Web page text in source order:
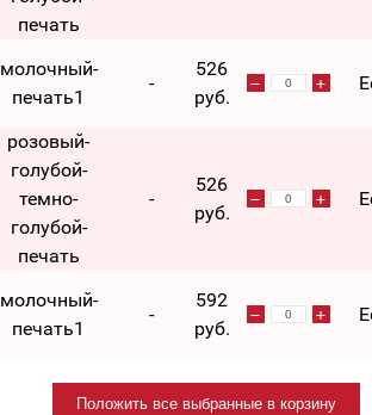
печать
молочный-
печать1
-
526
руб.
розовый-
голубой-
темно-
голубой-
печать
-
526
руб.
молочный-
печать1
-
592
руб.
Положить все выбранные в корзину